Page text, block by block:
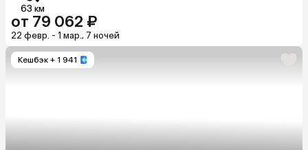
63 км
от 79 062 ₽
22 февр. - 1 мар., 7 ночей
Кешбэк + 1 941